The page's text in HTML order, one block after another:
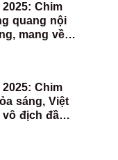
Chim
quang nội
mang về
Chim
sáng, Việt
vô địch đầu